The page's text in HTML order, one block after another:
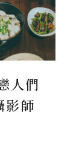
人們
師